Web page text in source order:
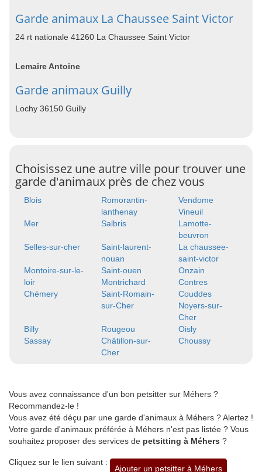
Garde animaux La Chaussee Saint Victor
24 rt nationale 41260 La Chaussee Saint Victor
Lemaire Antoine
Garde animaux Guilly
Lochy 36150 Guilly
Choisissez une autre ville pour trouver une
garde d'animaux près de chez vous
Blois
Romorantin-
lanthenay
Vendome
Vineuil
Mer
Salbris
Lamotte-
beuvron
Selles-sur-cher
Saint-laurent-
nouan
La chaussee-
saint-victor
Montoire-sur-le-
loir
Saint-ouen
Onzain
Montrichard
Contres
Chémery
Saint-Romain-
sur-Cher
Couddes
Noyers-sur-
Cher
Billy
Rougeou
Oisly
Sassay
Châtillon-sur-
Cher
Choussy
Vous avez connaissance d'un bon petsitter sur Méhers ?
Recommandez-le !
Vous avez été déçu par une garde d'animaux à Méhers ? Alertez !
Votre garde d'animaux préférée à Méhers n'est pas listée ? Vous
souhaitez proposer des services de petsitting à Méhers ?
Cliquez sur le lien suivant :
Ajouter un petsitter à Méhers